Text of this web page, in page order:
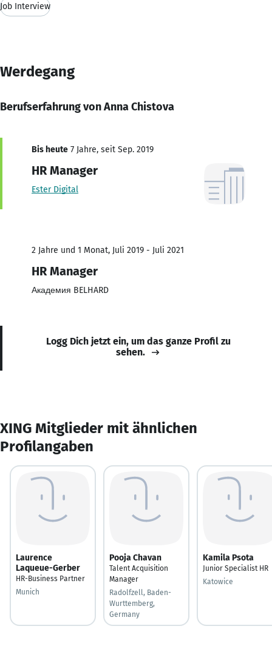
Job Interview
Werdegang
Berufserfahrung von Anna Chistova
Bis heute 7 Jahre, seit Sep. 2019
HR Manager
Ester Digital
2 Jahre und 1 Monat, Juli 2019 - Juli 2021
HR Manager
Академия BELHARD
Logg Dich jetzt ein, um das ganze Profil zu
sehen.
XING Mitglieder mit ähnlichen
Profilangaben
Laurence
Laqueue-Gerber
HR-Business Partner
Munich
Pooja Chavan
Talent Acquisition
Manager
Radolfzell, Baden-
Wurttemberg,
Germany
Kamila Psota
Junior Specialist HR
Katowice